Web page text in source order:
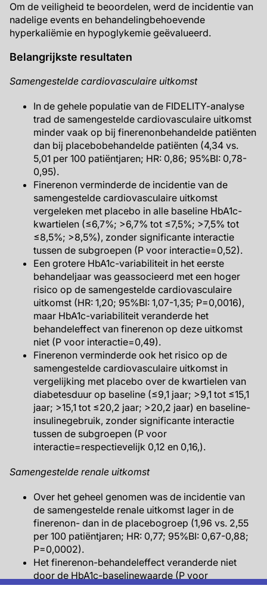
Om de veiligheid te beoordelen, werd de incidentie van
nadelige events en behandelingbehoevende
hyperkaliëmie en hypoglykemie geëvalueerd.
Belangrijkste resultaten
Samengestelde cardiovasculaire uitkomst
In de gehele populatie van de FIDELITY-analyse
trad de samengestelde cardiovasculaire uitkomst
minder vaak op bij finerenonbehandelde patiënten
dan bij placebobehandelde patiënten (4,34 vs.
5,01 per 100 patiëntjaren; HR: 0,86; 95%BI: 0,78-
0,95).
Finerenon verminderde de incidentie van de
samengestelde cardiovasculaire uitkomst
vergeleken met placebo in alle baseline HbA1c-
kwartielen (≤6,7%; >6,7% tot ≤7,5%; >7,5% tot
≤8,5%; >8,5%), zonder significante interactie
tussen de subgroepen (P voor interactie=0,52).
Een grotere HbA1c-variabiliteit in het eerste
behandeljaar was geassocieerd met een hoger
risico op de samengestelde cardiovasculaire
uitkomst (HR: 1,20; 95%BI: 1,07-1,35; P=0,0016),
maar HbA1c-variabiliteit veranderde het
behandeleffect van finerenon op deze uitkomst
niet (P voor interactie=0,49).
Finerenon verminderde ook het risico op de
samengestelde cardiovasculaire uitkomst in
vergelijking met placebo over de kwartielen van
diabetesduur op baseline (≤9,1 jaar; >9,1 tot ≤15,1
jaar; >15,1 tot ≤20,2 jaar; >20,2 jaar) en baseline-
insulinegebruik, zonder significante interactie
tussen de subgroepen (P voor
interactie=respectievelijk 0,12 en 0,16,).
Samengestelde renale uitkomst
Over het geheel genomen was de incidentie van
de samengestelde renale uitkomst lager in de
finerenon- dan in de placebogroep (1,96 vs. 2,55
per 100 patiëntjaren; HR: 0,77; 95%BI: 0,67-0,88;
P=0,0002).
Het finerenon-behandeleffect veranderde niet
door de HbA1c-baselinewaarde (P voor
interactie=0,09), HbA1c-variabiliteit in het eerste